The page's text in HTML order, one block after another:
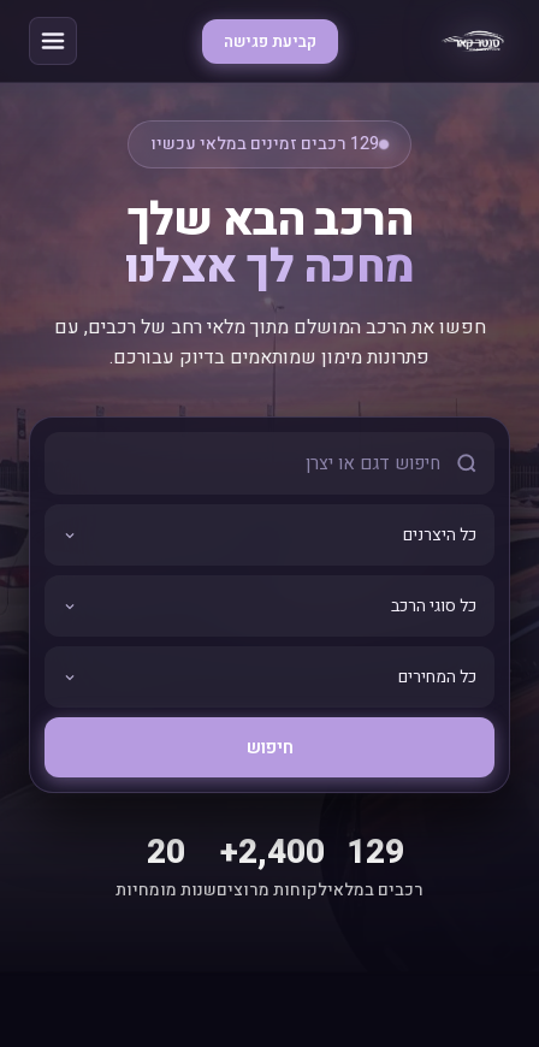
קביעת פגישה
129 רכבים זמינים במלאי עכשיו
הרכב הבא שלך
מחכה לך אצלנו
חפשו את הרכב המושלם מתוך מלאי רחב של רכבים, עם
פתרונות מימון שמותאמים בדיוק עבורכם.
חיפוש
129
רכבים במלאי
2,400+
לקוחות מרוצים
20
שנות מומחיות